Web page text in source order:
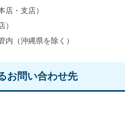
店・支店）
）
（沖縄県を除く）
お問い合わせ先